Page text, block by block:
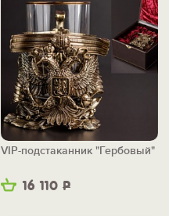
16 110 Р
VIP-подстаканник "Гербовый"